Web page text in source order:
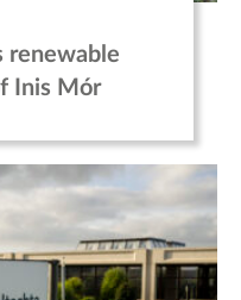
renewable
Inis Mór